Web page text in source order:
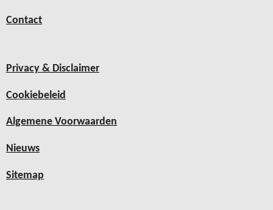
Contact
Privacy & Disclaimer
Cookiebeleid
Algemene Voorwaarden
Nieuws
Sitemap